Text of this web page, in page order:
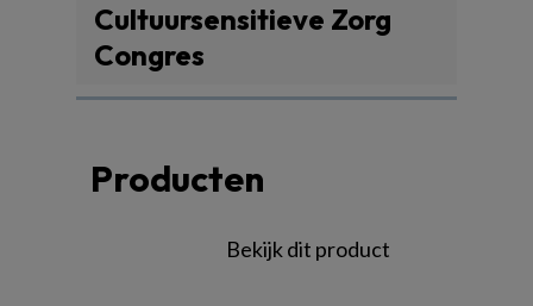
Cultuursensitieve Zorg
Congres
Producten
Bekijk dit product